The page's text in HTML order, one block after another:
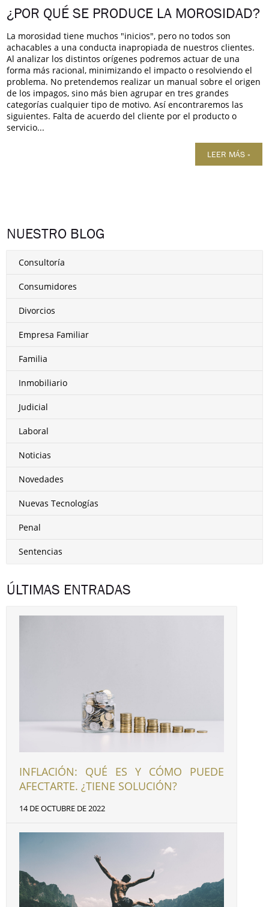
¿POR QUÉ SE PRODUCE LA MOROSIDAD?
La morosidad tiene muchos "inicios", pero no todos son
achacables a una conducta inapropiada de nuestros clientes.
Al analizar los distintos orígenes podremos actuar de una
forma más racional, minimizando el impacto o resolviendo el
problema. No pretendemos realizar un manual sobre el origen
de los impagos, sino más bien agrupar en tres grandes
categorías cualquier tipo de motivo. Así encontraremos las
siguientes. Falta de acuerdo del cliente por el producto o
servicio...
LEER MÁS »
NUESTRO BLOG
Consultoría
Consumidores
Divorcios
Empresa Familiar
Familia
Inmobiliario
Judicial
Laboral
Noticias
Novedades
Nuevas Tecnologías
Penal
Sentencias
ÚLTIMAS ENTRADAS
INFLACIÓN: QUÉ ES Y CÓMO PUEDE
AFECTARTE. ¿TIENE SOLUCIÓN?
14 DE OCTUBRE DE 2022